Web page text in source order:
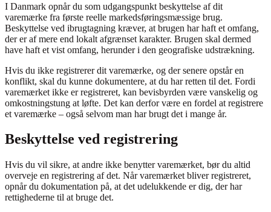
I Danmark opnår du som udgangspunkt beskyttelse af dit
varemærke fra første reelle markedsføringsmæssige brug.
Beskyttelse ved ibrugtagning kræver, at brugen har haft et omfang,
der er af mere end lokalt afgrænset karakter. Brugen skal dermed
have haft et vist omfang, herunder i den geografiske udstrækning.
Hvis du ikke registrerer dit varemærke, og der senere opstår en
konflikt, skal du kunne dokumentere, at du har retten til det. Fordi
varemærket ikke er registreret, kan bevisbyrden være vanskelig og
omkostningstung at løfte. Det kan derfor være en fordel at registrere
et varemærke – også selvom man har brugt det i mange år.
Beskyttelse ved registrering
Hvis du vil sikre, at andre ikke benytter varemærket, bør du altid
overveje en registrering af det. Når varemærket bliver registreret,
opnår du dokumentation på, at det udelukkende er dig, der har
rettighederne til at bruge det.